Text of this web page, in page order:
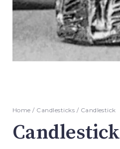
Home / Candlesticks / Candlestick
Candlestick